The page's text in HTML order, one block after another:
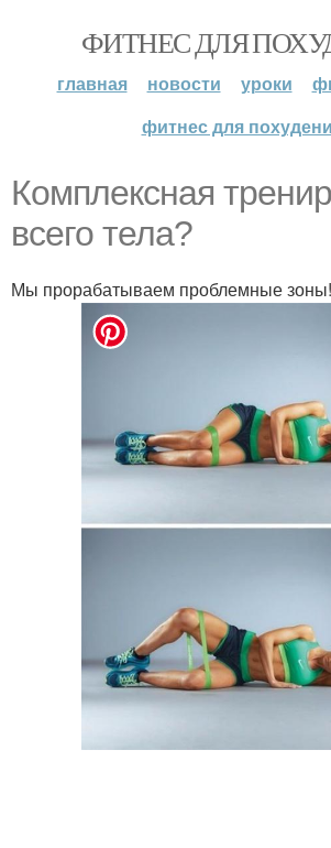
ФИТНЕС ДЛЯ
главная новости уроки
фитнес для
Комплексная
всего тела?
Мы прорабатываем проблемные зоны!